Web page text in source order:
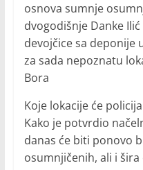
osnova sumnje
dvogodišnje Danke
devojčice sa deponije
za sada nepoznatu
Bora
Koje lokacije će
Kako je potvrdio
danas će biti ponovo
osumnjičenih, ali i šira